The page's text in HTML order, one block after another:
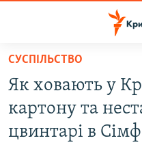
Перейти
основного
матеріалу
Перейти
до
ВІДЕО ТА ФОТО
СУСПІЛЬСТВО
Як ховають у
картону та
цвинтарі в